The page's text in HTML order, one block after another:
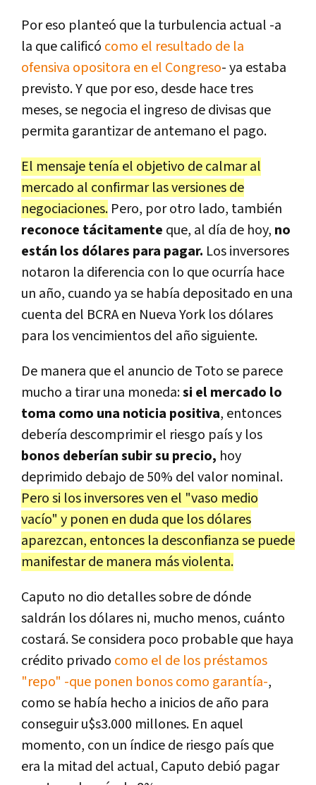
Por eso planteó que la turbulencia actual -a
la que calificó como el resultado de la
ofensiva opositora en el Congreso- ya estaba
previsto. Y que por eso, desde hace tres
meses, se negocia el ingreso de divisas que
permita garantizar de antemano el pago.
El mensaje tenía el objetivo de calmar al
mercado al confirmar las versiones de
negociaciones. Pero, por otro lado, también
reconoce tácitamente que, al día de hoy, no
están los dólares para pagar. Los inversores
notaron la diferencia con lo que ocurría hace
un año, cuando ya se había depositado en una
cuenta del BCRA en Nueva York los dólares
para los vencimientos del año siguiente.
De manera que el anuncio de Toto se parece
mucho a tirar una moneda:si el mercado lo
toma como una noticia positiva, entonces
debería descomprimir el riesgo país y los
bonos deberían subir su precio, hoy
deprimido debajo de 50% del valor nominal.
Pero si los inversores ven el "vaso medio
vacío" y ponen en duda que los dólares
aparezcan, entonces la desconfianza se puede
manifestar de manera más violenta.
Caputo no dio detalles sobre de dónde
saldrán los dólares ni, mucho menos, cuánto
costará. Se considera poco probable que haya
crédito privado como el de los préstamos
"repo" -que ponen bonos como garantía-,
como se había hecho a inicios de año para
conseguir u$s3.000 millones. En aquel
momento, con un índice de riesgo país que
era la mitad del actual, Caputo debió pagar